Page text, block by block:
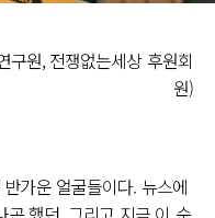
구원, 전쟁없는세상 후원회
원)
가운 얼굴들이다. 뉴스에